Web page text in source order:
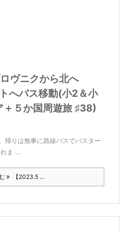
ヴニクから北へ
へバス移動(小2＆小
５か国周遊旅 ♯38)
帰りは無事に路線バスでバスター
ま ...
【2023.5 ...